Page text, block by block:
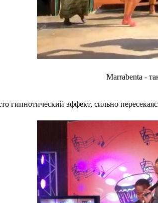
Marrabenta -
гипнотический эффект, сильно